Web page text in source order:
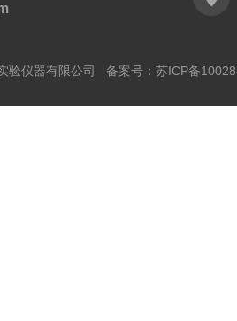
验仪器有限公司 备案号： 苏ICP备